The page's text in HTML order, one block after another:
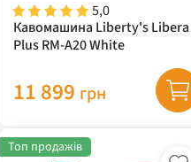
5,0
Кавомашина Liberty's Libera
Plus RM-A20 White
11 899 грн
Топ продажів